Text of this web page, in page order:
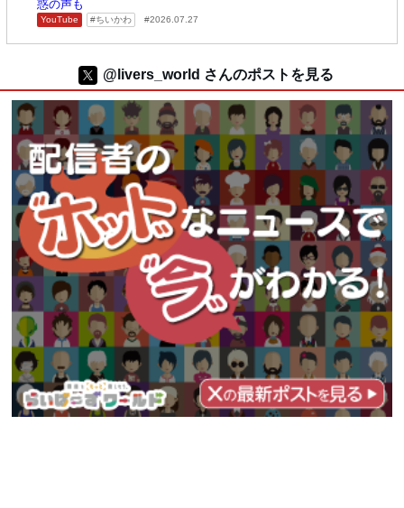
惑の声も
YouTube ちいかわ 2026.07.27
@livers_world さんのポストを見る